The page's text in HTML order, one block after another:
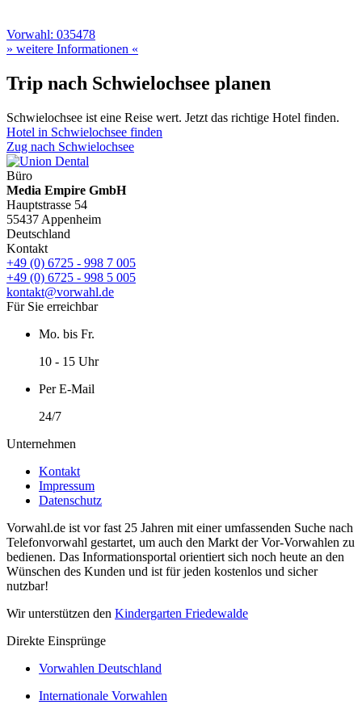
Vorwahl: 035478
» weitere Informationen «
Trip nach Schwielochsee planen
Schwielochsee ist eine Reise wert. Jetzt das richtige Hotel finden.
Hotel in Schwielochsee finden
Zug nach Schwielochsee
Büro
Media Empire GmbH
Hauptstrasse 54
55437 Appenheim
Deutschland
Kontakt
+49 (0) 6725 - 998 7 005
+49 (0) 6725 - 998 5 005
kontakt@vorwahl.de
Für Sie erreichbar
Mo. bis Fr.
10 - 15 Uhr
Per E-Mail
24/7
Unternehmen
Kontakt
Impressum
Datenschutz
Vorwahl.de ist vor fast 25 Jahren mit einer umfassenden Suche nach
Telefonvorwahl gestartet, um auch den Markt der Vor-Vorwahlen zu
bedienen. Das Informationsportal orientiert sich noch heute an den
Wünschen des Kunden und ist für jeden kostenlos und sicher
nutzbar!
Wir unterstützen den Kindergarten Friedewalde
Direkte Einsprünge
Vorwahlen Deutschland
Internationale Vorwahlen